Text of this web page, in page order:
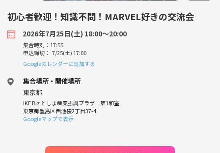
初心者歓迎！知識不問！MARVEL好きの交流会
2026年7月25日(土) 18:00〜20:00
集合時刻：17:55
申込締切： 7/25(土) 17:00
Googleカレンダーに追加する
集合場所・開催場所
東京都
IKE Biz としま産業振興プラザ 第1和室
東京都豊島区西池袋2丁目37-4
Googleマップで表示